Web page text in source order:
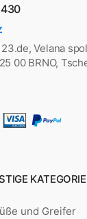
Velana
00 BRNO,
und Greifer